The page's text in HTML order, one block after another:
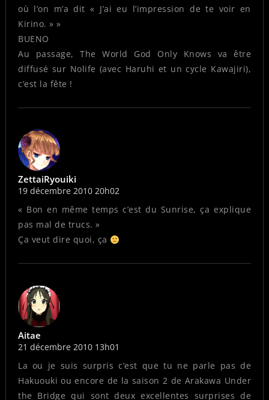
où l’on m’a dit « J’ai eu l’impression de te voir en
Kirino. » »
BUENO
Au passage, The World God Only Knows va être
diffusé sur Nolife (avec Haruhi et un cycle Kawajiri),
c’est la fête !
ZettaiRyouiki
19 décembre 2010 20h02
« Bon en même temps c’est du Sunrise, ça explique
pas mal de trucs. »
Ça veut dire quoi, ça
Aitae
21 décembre 2010 13h01
La ou je suis surpris c’est que tu ne parle pas de
Hakuouki ou encore de la saison 2 de Arakawa Under
the Bridge qui sont deux excellentes surprises de